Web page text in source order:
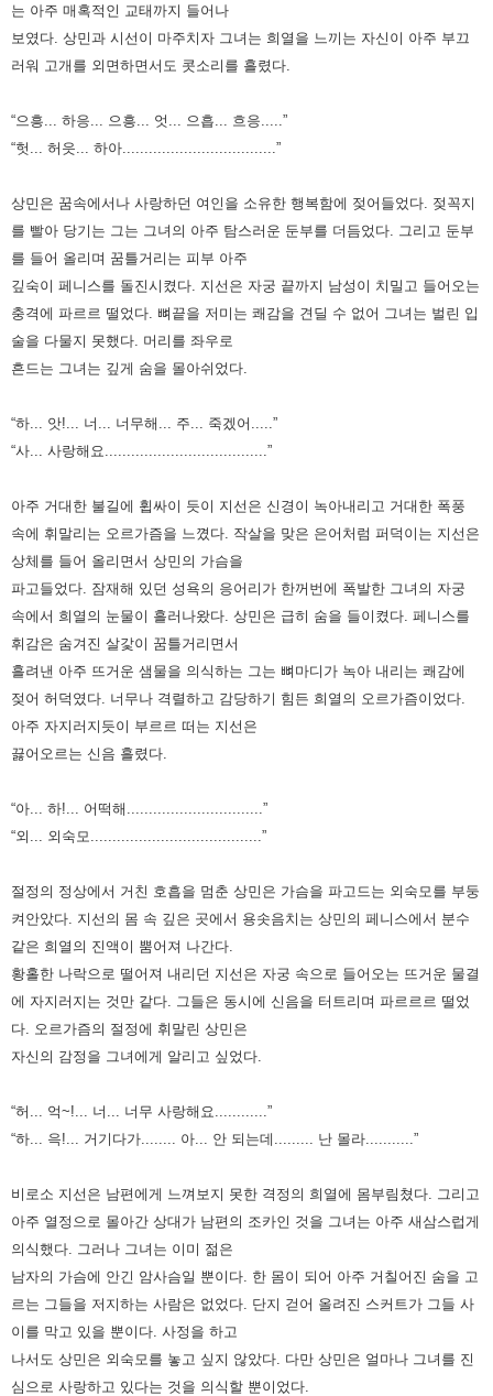
는 아주 매혹적인 교태까지 들어나
보였다. 상민과 시선이 마주치자 그녀는 희열을 느끼는 자신이 아주 부끄
러워 고개를 외면하면서도 콧소리를 흘렸다.
“으흥... 하응... 으흥... 엇... 으흡... 흐응.....”
“헛... 허읏... 하아...................................”
상민은 꿈속에서나 사랑하던 여인을 소유한 행복함에 젖어들었다. 젖꼭지
를 빨아 당기는 그는 그녀의 아주 탐스러운 둔부를 더듬었다. 그리고 둔부
를 들어 올리며 꿈틀거리는 피부 아주
깊숙이 페니스를 돌진시켰다. 지선은 자궁 끝까지 남성이 치밀고 들어 오는
충격에 파르르 떨었다. 뼈끝을 저미는 쾌감을 견딜 수 없어 그녀는 벌린 입
술을 다물지 못했다. 머리를 좌우로
흔드는 그녀는 깊게 숨을 몰아쉬었다.
“하... 앗!... 너... 너무해... 주... 죽겠어.....”
“사... 사랑해요.....................................”
아주 거대한 불길에 휩싸이 듯이 지선은 신경이 녹아내리고 거대한 폭풍
속에 휘말리는 오르가즘을 느꼈다. 작살을 맞은 은어처럼 퍼덕이는 지선은
상체를 들어 올리면서 상민의 가슴을
파고들었다. 잠재해 있던 성욕의 응어리가 한꺼번에 폭발한 그녀의 자궁
속에서 희열의 눈물이 흘러나왔다. 상민은 급히 숨을 들이켰다. 페니스를
휘감은 숨겨진 살갗이 꿈틀거리면서
흘려낸 아주 뜨거운 샘물을 의식하는 그는 뼈마디가 녹아 내리는 쾌감에
젖어 허덕였다. 너무나 격렬하고 감당하기 힘든 희열의 오르가즘이었다.
아주 자지러지듯이 부르르 떠는 지선은
끓어오르는 신음 흘렸다.
“아... 하!... 어떡해...............................”
“외... 외숙모.......................................”
절정의 정상에서 거친 호흡을 멈춘 상민은 가슴을 파고드는 외숙모를 부둥
켜안았다. 지선의 몸 속 깊은 곳에서 용솟음치는 상민의 페니스에서 분수
같은 희열의 진액이 뿜어져 나간다.
황홀한 나락으로 떨어져 내리던 지선은 자궁 속으로 들어오는 뜨거운 물결
에 자지러지는 것만 같다. 그들은 동시에 신음을 터트리며 파르르르 떨었
다. 오르가즘의 절정에 휘말린 상민은
자신의 감정을 그녀에게 알리고 싶었다.
“허... 억~!... 너... 너무 사랑해요............”
“하... 윽!... 거기다가........ 아... 안 되는데......... 난 몰라...........”
비로소 지선은 남편에게 느껴보지 못한 격정의 희열에 몸부림쳤다. 그리고
아주 열정으로 몰아간 상대가 남편의 조카인 것을 그녀는 아주 새삼스럽게
의식했다. 그러나 그녀는 이미 젊은
남자의 가슴에 안긴 암사슴일 뿐이다. 한 몸이 되어 아주 거칠어진 숨을 고
르는 그들을 저지하는 사람은 없었다. 단지 걷어 올려진 스커트가 그들 사
이를 막고 있을 뿐이다. 사정을 하고
나서도 상민은 외숙모를 놓고 싶지 않았다. 다만 상민은 얼마나 그녀를 진
심으로 사랑하고 있다는 것을 의식할 뿐이었다.